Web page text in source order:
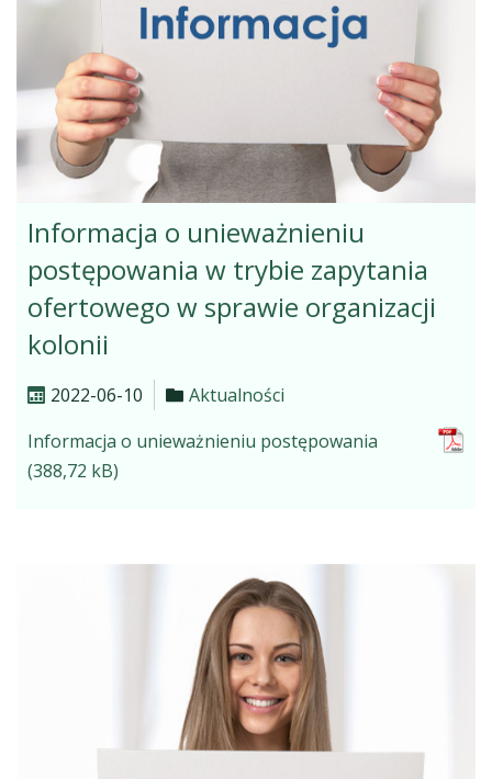
Informacja o unieważnieniu
postępowania w trybie zapytania
ofertowego w sprawie organizacji
kolonii
2022-06-10
Aktualności
Informacja o unieważnieniu postępowania